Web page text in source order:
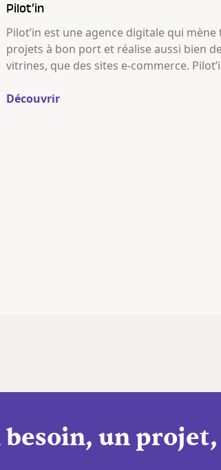
Pilot’in
Pilot’in est une agence digitale qui mène
projets à bon port et réalise aussi bien
vitrines, que des sites e-commerce.
vitrine et e-commerce au design attractif
Découvrir
besoin, un projet,